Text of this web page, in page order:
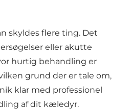
skyldes flere ting. Det
eller akutte
hurtig behandling er
grund der er tale om,
klar med professionel
af dit kæledyr.